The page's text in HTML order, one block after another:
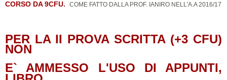
CORSO DA 9CFU. COME FATTO DALLA PROF. IANIRO NELL'A.A 2016/17
PER LA II PROVA SCRITTA (+3 CFU)
NON
E` AMMESSO L'USO DI APPUNTI,